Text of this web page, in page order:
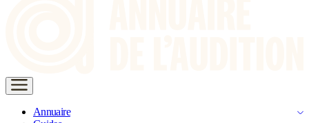
Annuaire